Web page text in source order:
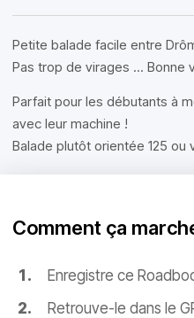
Petite balade facile entre
Pas trop de virages ... Bonne
Parfait pour les débutants à
avec leur machine !
Balade plutôt orientée 125 ou
Comment ça
Enregistre ce
Retrouve-le dans le